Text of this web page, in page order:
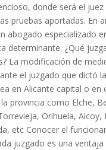
donde será el juez
pruebas aportadas. En
abogado especializado
determinante. ¿Qué
La modificación de
el juzgado que dictó
en Alicante capital o en
provincia como Elche,
Orihuela, Alcoy,
etc Conocer el
juzgado es una ventaja